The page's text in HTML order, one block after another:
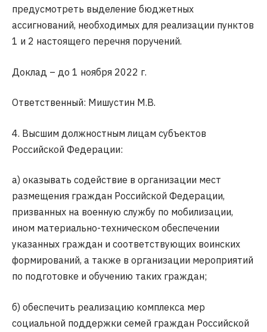
предусмотреть выделение бюджетных
ассигнований, необходимых для реализации пунктов
1 и 2 настоящего перечня поручений.
Доклад – до 1 ноября 2022 г.
Ответственный: Мишустин М.В.
4. Высшим должностным лицам субъектов
Российской Федерации:
а) оказывать содействие в организации мест
размещения граждан Российской Федерации,
призванных на военную службу по мобилизации,
ином материально-техническом обеспечении
указанных граждан и соответствующих воинских
формирований, а также в организации мероприятий
по подготовке и обучению таких граждан;
б) обеспечить реализацию комплекса мер
социальной поддержки семей граждан Российской